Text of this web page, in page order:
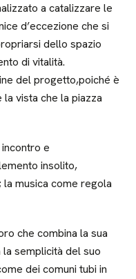
a catalizzare le
d’eccezione che si
dello spazio
di vitalità.
del progetto,poiché è
vista che la piazza
e
insolito,
musica come regola
che combina la sua
semplicità del suo
dei comuni tubi in